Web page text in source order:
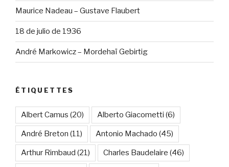
Maurice Nadeau – Gustave Flaubert
18 de julio de 1936
André Markowicz – Mordehaï Gebirtig
ÉTIQUETTES
Albert Camus (20) Alberto Giacometti (6)
André Breton (11) Antonio Machado (45)
Arthur Rimbaud (21) Charles Baudelaire (46)